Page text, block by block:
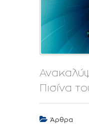
Πισίνα
Άρθρα